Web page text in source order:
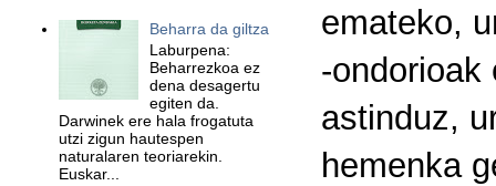
emateko,
-ondorioak
astinduz,
hemenka
Beharra da giltza
Laburpena:
Beharrezkoa ez
dena desagertu
egiten da.
Darwinek ere hala frogatuta
utzi zigun hautespen
naturalaren teoriarekin.
Euskar...